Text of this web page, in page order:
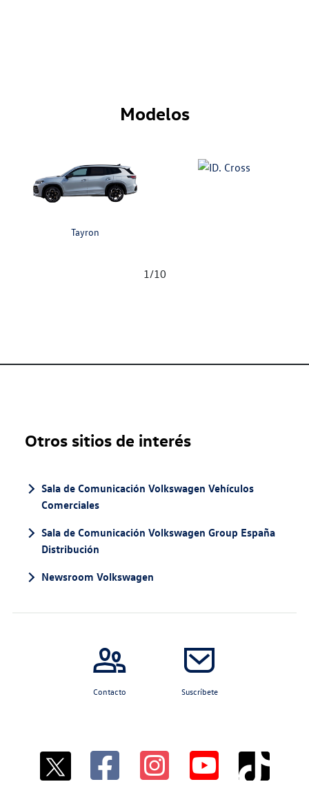
Modelos
Tayron
1 /10
Otros sitios de interés
Sala de Comunicación Volkswagen Vehículos
Comerciales
Sala de Comunicación Volkswagen Group España
Distribución
Newsroom Volkswagen
Contacto Suscríbete